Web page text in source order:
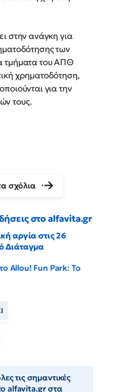
στην ανάγκη για
των
τμήματα του ΑΠΘ
χρηματοδότηση,
για την
τους.
σχόλια
στο alfavita.gr
αργία στις 26
Διάταγμα
Allou! Fun Park: Το
τις σημαντικές
alfavita.gr στα